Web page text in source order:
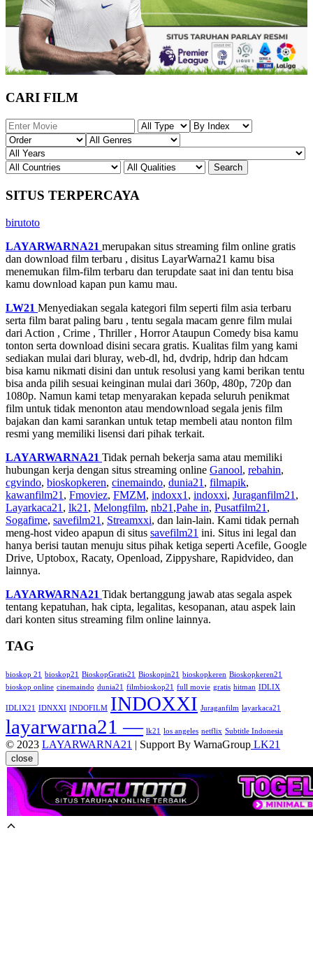
CARI FILM
SITUS TERPERCAYA
birutoto
LAYARWARNA21 merupakan situs streaming film online gratis
dan download film terbaru , disitus LayarWarna21 kamu bisa
menemukan film-film terbaru dan terupdate saat ini dan tentu bisa
kamu download kapan pun kamu mau.
LW21 Menyediakan segala kategori film seperti film asia terbaru
serta film barat paling baru , tentu segala macam genre film mulai
dari Action , Crime , Thriller , Horror Ataupun Comedy bisa kamu
tonton serta download disini secara gratis. Kualitas film yang kami
sediakan mulai dari bluray, web-dl, hd, dvdrip, hdrip dan hdcam
bisa kamu nikmati disini dan untuk resolusi yang kami berikan tentu
bisa anda pilih sesuai keinginan mulai dari 360p, 480p, 720p dan
1080p. Namun kami tetap menyarakan kepada seluruh penikmat
film untuk tidak menonton atau mendownload segala jenis film
bajakan dan kami sarankan untuk tetap membeli atau nonton film
resmi yang memiliki lisensi dari pihak terkait.
LAYARWARNA21 Tidak pernah bekerja sama atau memiliki
hubungan kerja dengan situs streaming online Ganool, rebahin,
cgvindo, bioskopkeren, cinemaindo, dunia21 , filmapik,
kawanfilm21 , Fmoviez, FMZM, indoxx1 , indoxxi, Juraganfilm21 ,
Layarkaca21 , lk21 , Melongfilm, nb21 ,Pahe in, Pusatfilm21 ,
Sogafime, savefilm21 , Streamxxi, dan lain-lain. Kami tidak pernah
meng-host video apapun di situs savefilm21 ini. Situs ini legal dan
hanya berisi tautan menuju situs pihak ketiga seperti Acefile, Google
Drive, Uptobox, Racaty, Openload, Zippyshare, Rapidvideo, dan
lainnya.
LAYARWARNA21 Tidak bertanggung jawab atas segala aspek
tentang kepatuhan, hak cipta, legalitas, kesopanan, atau aspek lain
dari konten situs streaming film online lainnya.
TAG
bioskop 21 bioskop21 BioskopGratis21 Bioskopin21 bioskopkeren Bioskopkeren21
bioskop online cinemaindo dunia21 filmbioskop21 full movie gratis hitman IDLIX
IDLIX21 IDNXXI INDOFILM INDOXXI Juraganfilm layarkaca21
layarwarna21 — lk21 los angeles netflix Subtitle Indonesia
© 2023 LAYARWARNA21 | Support By WarnaGroup LK21
close